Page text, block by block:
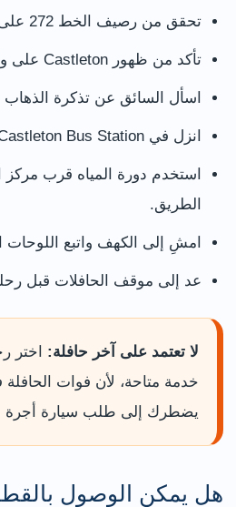
تحقق من رصيف الخط 272 على لوحة المغادرات.
تأكد من ظهور Castleton على واجهة الحافلة.
اسأل السائق عن تذكرة الذهاب
انزل في Castleton Bus Station.
استخدم دورة المياه قرب مركز
الطريق.
امشِ إلى الكهف واتبع اللوحات
عد إلى موقف الحافلات قبل
لا تعتمد على آخر حافلة: اختر
خدمة متاحة، لأن فوات
يضطرك إلى طلب سيارة أجرة
هل يمكن الوصول